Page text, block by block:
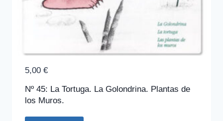
Nº 45: La Tortuga. La Golondrina. Plantas de
los Muros.
5,00 €